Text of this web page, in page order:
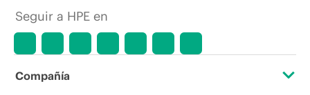
Seguir a HPE en
Compañía